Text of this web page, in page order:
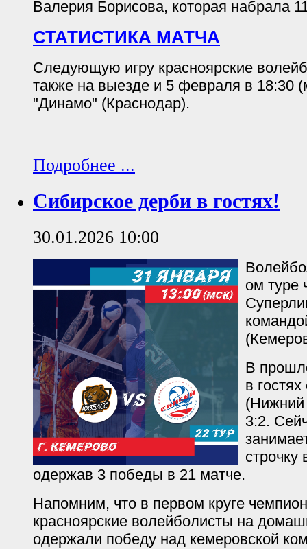
Валерия Борисова, которая набрала
СТАТИСТИКА МАТЧА
Следующую игру красноярские
также на выезде и 5 февраля в 18:30
"Динамо" (Краснодар).
Подробнее ...
Сибирское дерби в гостях!
30.01.2026 10:00
ом туре
В
в
(Нижний
3:2.
строчку
одержав 3 победы в 21 матче.
Напомним, что в первом круге
красноярские волейболисты на
одержали победу над кемеровской